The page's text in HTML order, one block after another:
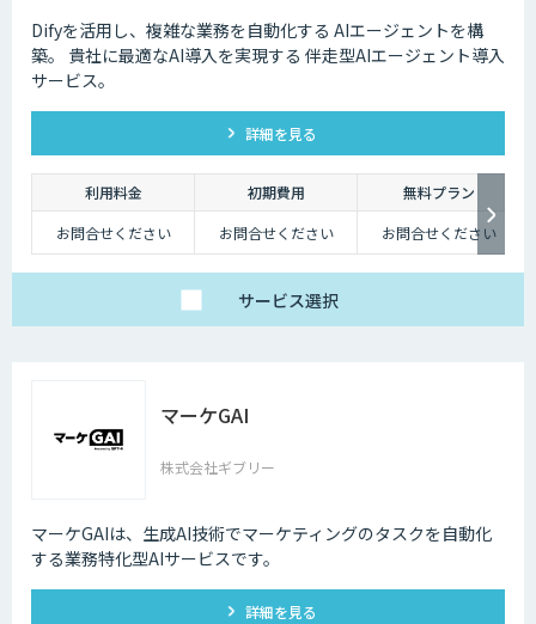
Difyを活用し、複雑な業務を自動化する AIエージェントを構
築。 貴社に最適なAI導入を実現する 伴走型AIエージェント導入
サービス。
詳細を見る
利用料金 初期費用
無料プラン
お問合せください
お問合せください お問合せください
サービス選択
マーケGAI
株式会社ギブリー
マーケGAIは、生成AI技術でマーケティングのタスクを自動化
する業務特化型AIサービスです。
詳細を見る